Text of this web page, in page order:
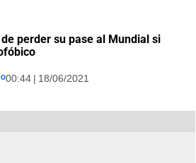
perder su pase al Mundial si
00:44 | 18/06/2021